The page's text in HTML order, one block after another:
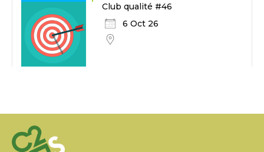
Club qualité #46
6 Oct 26